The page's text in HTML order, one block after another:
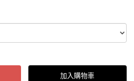
加入購物車